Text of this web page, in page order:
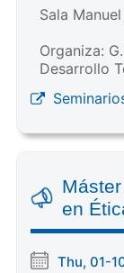
Sala
Organiza:
Desarrollo
en
Thu, 01-